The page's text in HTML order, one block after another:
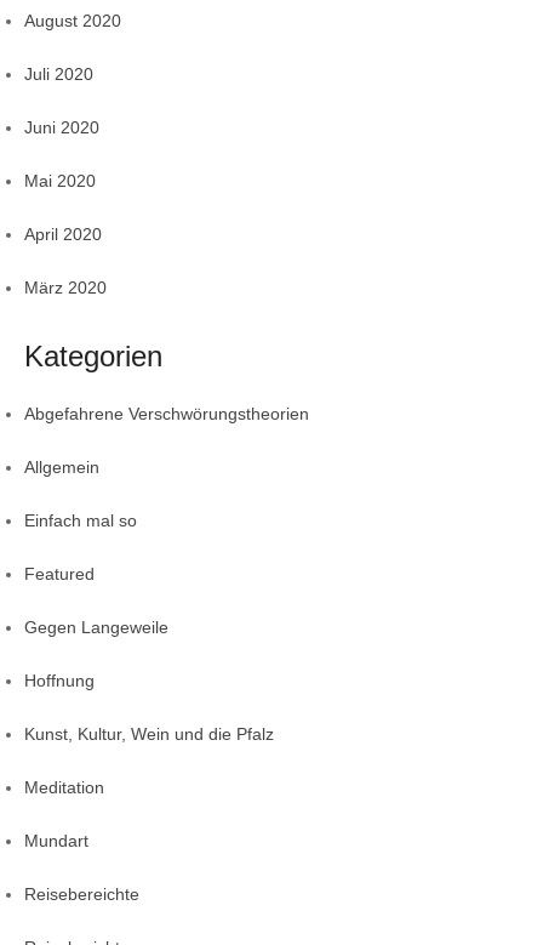
August 2020
Juli 2020
Juni 2020
Mai 2020
April 2020
März 2020
Kategorien
Abgefahrene Verschwörungstheorien
Allgemein
Einfach mal so
Featured
Gegen Langeweile
Hoffnung
Kunst, Kultur, Wein und die Pfalz
Meditation
Mundart
Reisebereichte